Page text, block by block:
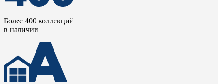
Более 400 коллекций
в наличии